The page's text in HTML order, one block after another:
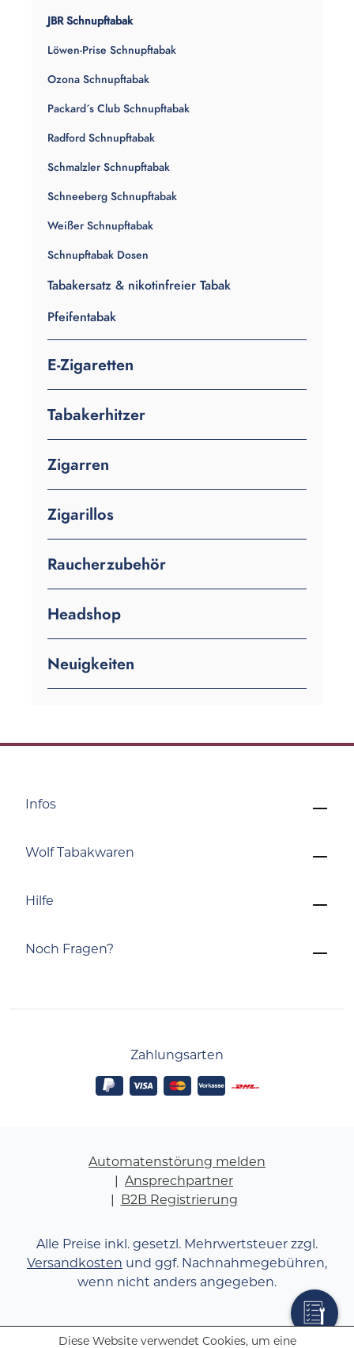
JBR Schnupftabak
Löwen-Prise Schnupftabak
Ozona Schnupftabak
Packard´s Club Schnupftabak
Radford Schnupftabak
Schmalzler Schnupftabak
Schneeberg Schnupftabak
Weißer Schnupftabak
Schnupftabak Dosen
Tabakersatz & nikotinfreier Tabak
Pfeifentabak
E-Zigaretten
Tabakerhitzer
Zigarren
Zigarillos
Raucherzubehör
Headshop
Neuigkeiten
Noch Fragen?
Infos
Wolf Tabakwaren
Hilfe
Zahlungsarten
Automatenstörung melden
Ansprechpartner
B2B Registrierung
Alle Preise inkl. gesetzl. Mehrwertsteuer zzgl.
Versandkosten und ggf. Nachnahmegebühren,
wenn nicht anders angegeben.
Diese Website verwendet Cookies, um eine